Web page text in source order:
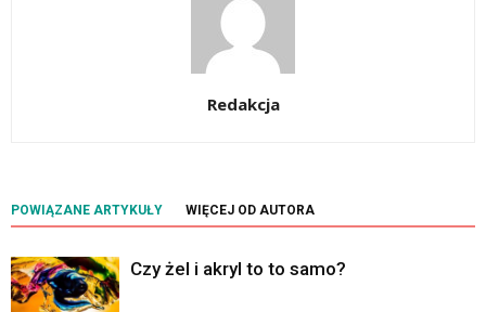
Redakcja
POWIĄZANE ARTYKUŁY WIĘCEJ OD AUTORA
Czy żel i akryl to to samo?